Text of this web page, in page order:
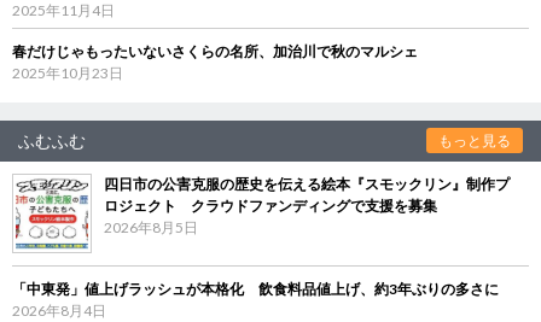
2025年11月4日
春だけじゃもったいないさくらの名所、加治川で秋のマルシェ
2025年10月23日
ふむふむ もっと見る
四日市の公害克服の歴史を伝える絵本『スモックリン』制作プ
ロジェクト クラウドファンディングで支援を募集
2026年8月5日
「中東発」値上げラッシュが本格化 飲食料品値上げ、約3年ぶりの多さに
2026年8月4日